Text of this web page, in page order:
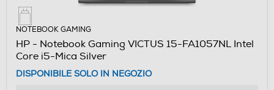
NOTEBOOK GAMING
HP - Notebook Gaming VICTUS 15-FA1057NL Intel
Core i5-Mica Silver
DISPONIBILE SOLO IN NEGOZIO